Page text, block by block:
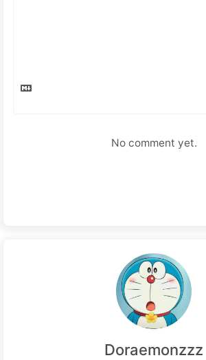
No comment yet.
Doraemonzzz